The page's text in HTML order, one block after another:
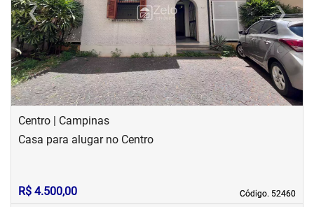
‹Previous ›Next
Centro | Campinas
Código. 52460
Código. 52460
Casa para alugar no Centro
R$ 4.500,00